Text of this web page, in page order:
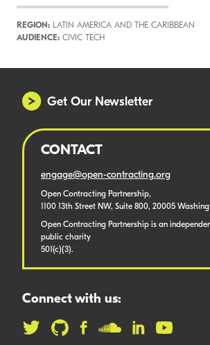
REGION: LATIN AMERICA AND THE CARIBBEAN
AUDIENCE: CIVIC TECH
Get Our Newsletter
CONTACT
engage@open-contracting.org
Open Contracting Partnership,
1100 13th Street NW, Suite 800, 20005
Open Contracting Partnership is an
public charity
501(c)(3).
Connect with us: